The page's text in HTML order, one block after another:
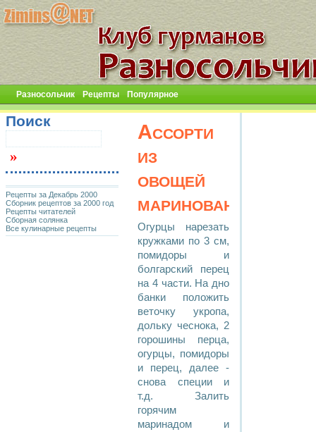
Разносольчик Рецепты Популярное
Ассорти
из
овощей
маринованное
Огурцы нарезать
кружками по 3 см,
помидоры и
болгарский перец
на 4 части. На дно
банки положить
веточку укропа,
дольку чеснока, 2
горошины перца,
огурцы, помидоры
и перец, далее -
снова специи и
т.д. Залить
горячим
маринадом и
Поиск
Рецепты за Декабрь 2000
Сборник рецептов за 2000 год
Рецепты читателей
Сборная солянка
Все кулинарные рецепты